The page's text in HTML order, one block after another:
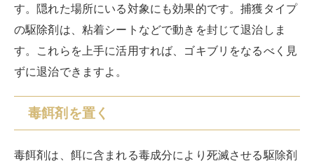
す。隠れた場所にいる対象にも効果的です。捕獲タイプ
の駆除剤は、粘着シートなどで動きを封じて退治しま
す。これらを上手に活用すれば、ゴキブリをなるべく見
ずに退治できますよ。
毒餌剤を置く
毒餌剤は、餌に含まれる毒成分により死滅させる駆除剤